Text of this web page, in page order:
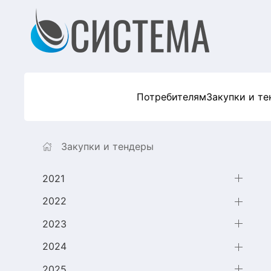
ПотребителямЗакупки и
Закупки и тендеры
2021
2022
2023
2024